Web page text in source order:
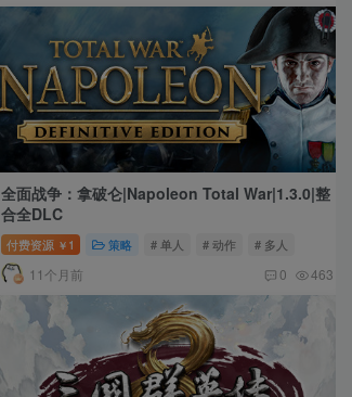
全面战争：拿破仑|Napoleon Total War|1.3.0|整
合全DLC
付费资源 ￥ 1 策略 # 单人 # 动作 # 多人
11个月前 0 463